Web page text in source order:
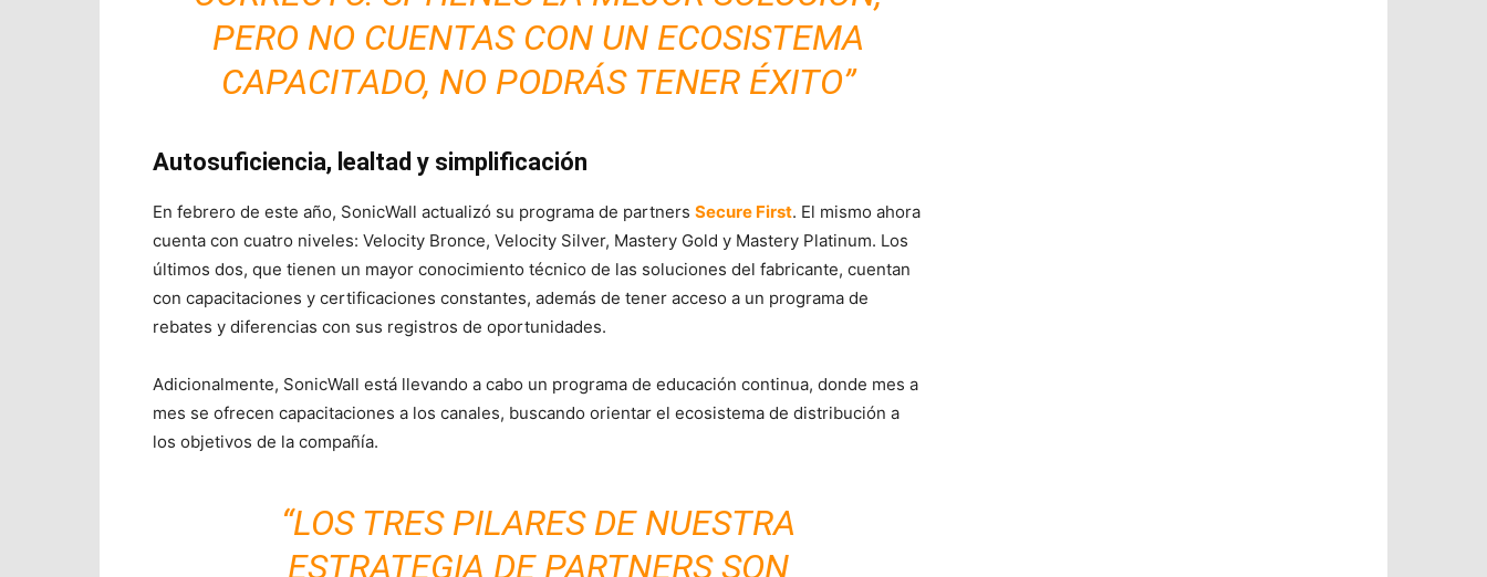
PERO NO CUENTAS CON UN ECOSISTEMA
CAPACITADO, NO PODRÁS TENER ÉXITO”
Autosuficiencia, lealtad y simplificación
En febrero de este año, SonicWall actualizó su programa de partners Secure First. El mismo ahora
cuenta con cuatro niveles: Velocity Bronce, Velocity Silver, Mastery Gold y Mastery Platinum. Los
últimos dos, que tienen un mayor conocimiento técnico de las soluciones del fabricante, cuentan
con capacitaciones y certificaciones constantes, además de tener acceso a un programa de
rebates y diferencias con sus registros de oportunidades.
Adicionalmente, SonicWall está llevando a cabo un programa de educación continua, donde mes a
mes se ofrecen capacitaciones a los canales, buscando orientar el ecosistema de distribución a
los objetivos de la compañía.
“LOS TRES PILARES DE NUESTRA
ESTRATEGIA DE PARTNERS SON